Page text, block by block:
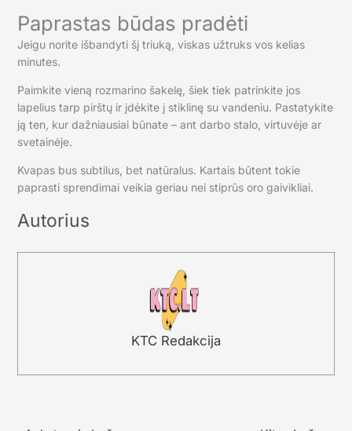
Paprastas būdas pradėti
Jeigu norite išbandyti šį triuką, viskas užtruks vos kelias
minutes.
Paimkite vieną rozmarino šakelę, šiek tiek patrinkite jos
lapelius tarp pirštų ir įdėkite į stiklinę su vandeniu. Pastatykite
ją ten, kur dažniausiai būnate – ant darbo stalo, virtuvėje ar
svetainėje.
Kvapas bus subtilus, bet natūralus. Kartais būtent tokie
paprasti sprendimai veikia geriau nei stiprūs oro gaivikliai.
Autorius
KTC Redakcija